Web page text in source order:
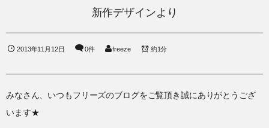
新作デザインより
2013年11月12日 0件 freeze 約1分
みなさん、いつもフリーズのブログをご覧頂き誠にありがとうござ
います★